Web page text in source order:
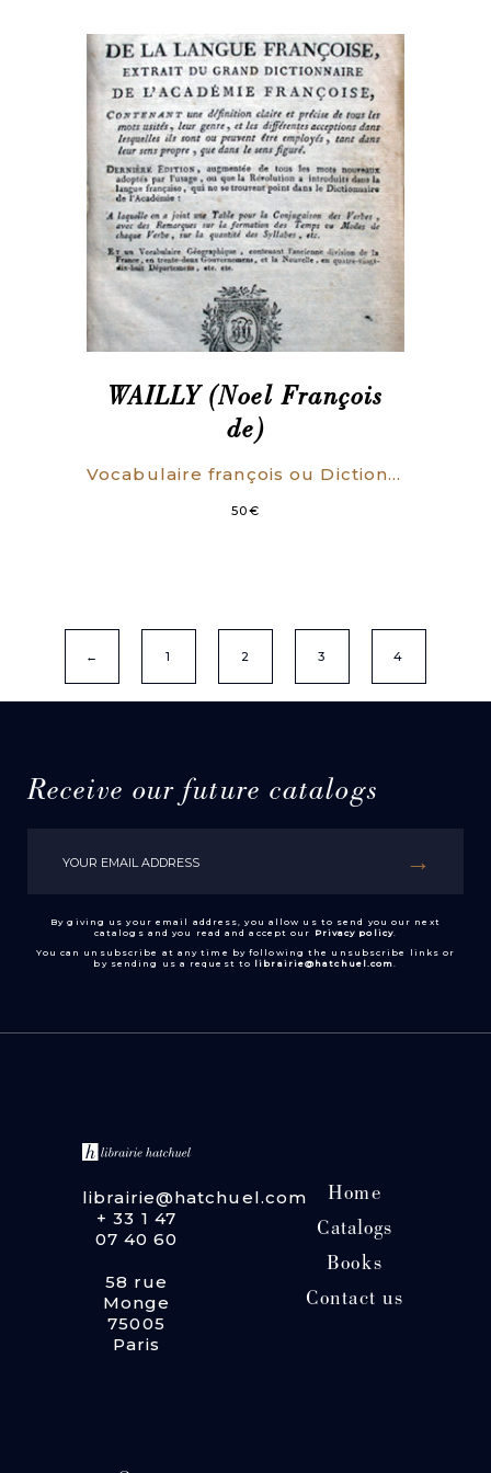
WAILLY (Noel François
de)
Vocabulaire françois ou Dictionnaire portatif de la langue françoise, Extrait du grand dictionnaire de l’Académie Françoise (…). Dernière édition, augmentée de tous les mots nouveaux adoptés par l’usage, ou que la Révolution a introduits dans la langue française (…). A laquelle on a joint une Table pour la Conjugaison (…) et un vocabulaire géographique contenant l’ancienne division de la France en trente-deux départements et la Nouvelle en quatre-vingt-dix-huit Départements.
50€
← 1 2 3 4
Receive our future catalogs
By giving us your email address, you allow us to send you our next
catalogs and you read and accept our Privacy policy
You can unsubscribe at any time by following the unsubscribe links or
by sending us a request to librairie@hatchuel.com
librairie@hatchuel.com
+ 33 1 47
07 40 60
58 rue
Monge
75005
Paris
Home
Catalogs
Books
Contact us